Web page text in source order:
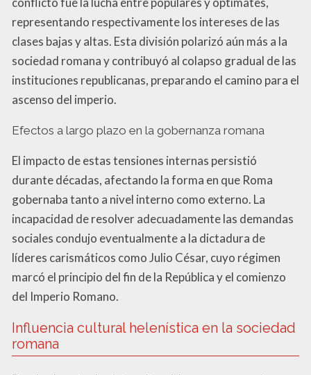
representando respectivamente los intereses de las
clases bajas y altas. Esta división polarizó aún más a la
sociedad romana y contribuyó al colapso gradual de las
instituciones republicanas, preparando el camino para el
ascenso del imperio.
Efectos a largo plazo en la gobernanza romana
El impacto de estas tensiones internas persistió
durante décadas, afectando la forma en que Roma
gobernaba tanto a nivel interno como externo. La
incapacidad de resolver adecuadamente las demandas
sociales condujo eventualmente a la dictadura de
líderes carismáticos como Julio César, cuyo régimen
marcó el principio del fin de la República y el comienzo
del Imperio Romano.
Influencia cultural helenística en la sociedad
romana